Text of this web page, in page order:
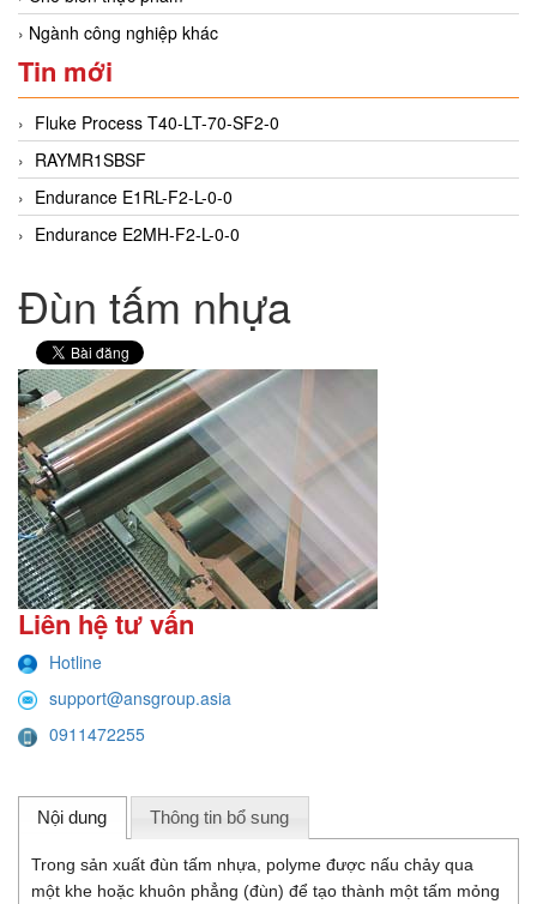
Ngành công nghiệp khác
Tin mới
Fluke Process T40-LT-70-SF2-0
RAYMR1SBSF
Endurance E1RL-F2-L-0-0
Endurance E2MH-F2-L-0-0
Đùn tấm nhựa
Liên hệ tư vấn
Hotline
support@ansgroup.asia
0911472255
Nội dung Thông tin bổ sung
Trong sản xuất đùn tấm nhựa, polyme được nấu chảy qua
một khe hoặc khuôn phẳng (đùn) để tạo thành một tấm mỏng